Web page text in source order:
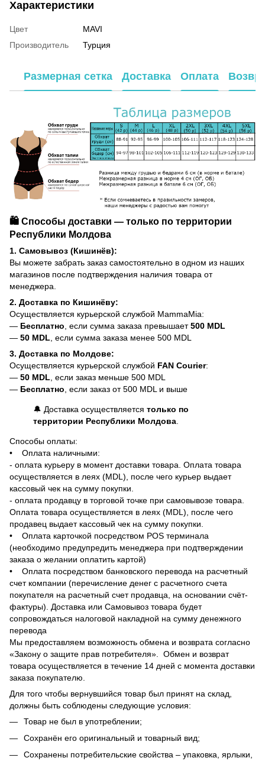
Характеристики
Цвет
MAVI
Производитель
Турция
Размерная сетка Доставка Оплата
🛍️ Способы доставки — только по территории
Республики Молдова
1. Самовывоз (Кишинёв):
Вы можете забрать заказ самостоятельно в одном из наших
магазинов после подтверждения наличия товара от
менеджера.
2. Доставка по Кишинёву:
Осуществляется курьерской службой MammaMia:
— Бесплатно , если сумма заказа превышает500 MDL
— 50 MDL , если сумма заказа менее 500 MDL
3. Доставка по Молдове:
Осуществляется курьерской службой FAN Courier:
— 50 MDL , если заказ меньше 500 MDL
— Бесплатно , если заказ от 500 MDL и выше
🔔 Доставка осуществляется только по
территории Республики Молдова
Способы оплаты:
• Оплата наличными:
- оплата курьеру в момент доставки товара. Оплата товара
осуществляется в леях (MDL), после чего курьер выдает
кассовый чек на сумму покупки.
- оплата продавцу в торговой точке при самовывозе товара.
Оплата товара осуществляется в леях (MDL), после чего
продавец выдает кассовый чек на сумму покупки.
• Оплата карточкой посредством POS терминала
(необходимо предупредить менеджера при подтверждении
заказа о желании оплатить картой)
• Оплата посредством банковского перевода на расчетный
счет компании (перечисление денег с расчетного счета
покупателя на расчетный счет продавца, на основании счёт-
фактуры). Доставка или Самовывоз товара будет
сопровождаться налоговой накладной на сумму денежного
перевода
Мы предоставляем возможность обмена и возврата согласно
«Закону о защите прав потребителя». Обмен и возврат
товара осуществляется в течение 14 дней с момента доставки
заказа покупателю.
Для того чтобы вернувшийся товар был принят на склад,
должны быть соблюдены следующие условия:
Товар не был в употреблении;
Сохранён его оригинальный и товарный вид;
Сохранены потребительские свойства – упаковка, ярлыки,